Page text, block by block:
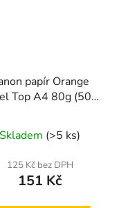
papír Orange
Top A4 80g (500
Skladem (>5 ks)
125 Kč bez DPH
151 Kč